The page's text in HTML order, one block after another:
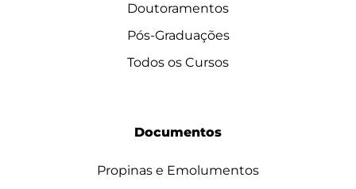
Doutoramentos
Pós-Graduações
Todos os Cursos
Documentos
Propinas e Emolumentos